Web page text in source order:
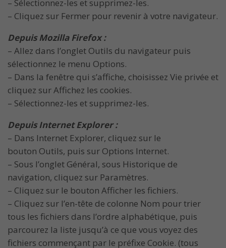
– Sélectionnez-les et supprimez-les.
– Cliquez sur Fermer pour revenir à votre navigateur.
Depuis Mozilla Firefox :
– Allez dans l’onglet Outils du navigateur puis
sélectionnez le menu Options.
– Dans la fenêtre qui s’affiche, choisissez Vie privée et
cliquez sur Affichez les cookies.
– Sélectionnez-les et supprimez-les.
Depuis Internet Explorer :
– Dans Internet Explorer, cliquez sur le
bouton Outils, puis sur Options Internet.
– Sous l’onglet Général, sous Historique de
navigation, cliquez sur Paramètres.
– Cliquez sur le bouton Afficher les fichiers.
– Cliquez sur l’en-tête de colonne Nom pour trier
tous les fichiers dans l’ordre alphabétique, puis
parcourez la liste jusqu’à ce que vous voyez des
fichiers commençant par le préfixe Cookie. (tous